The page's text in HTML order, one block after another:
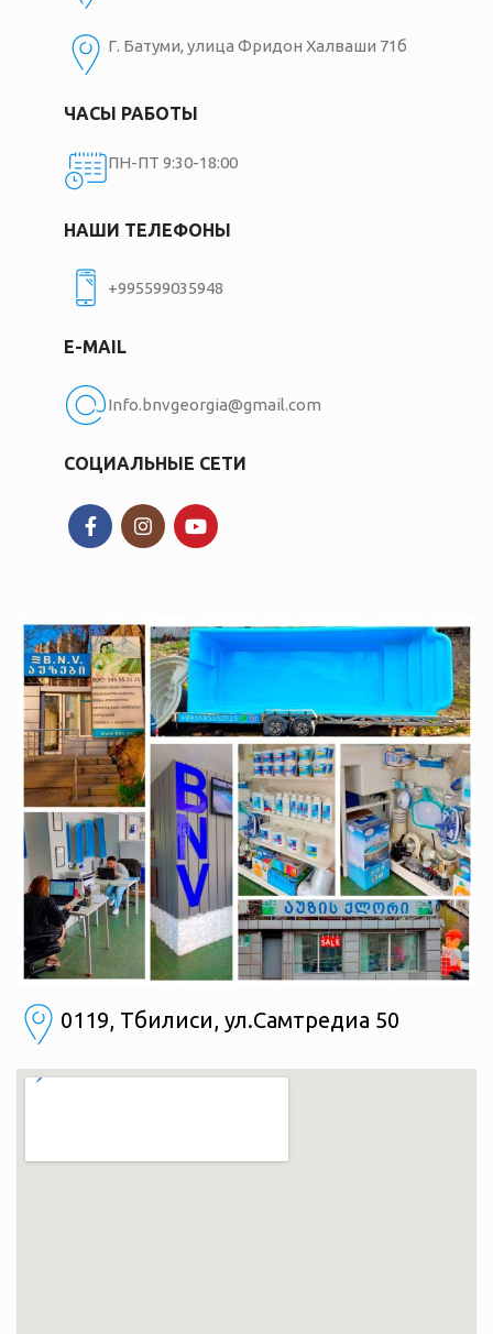
Г. Батуми, улица Фридон Халваши 71б
ЧАСЫ РАБОТЫ
ПН-ПТ 9:30-18:00
НАШИ ТЕЛЕФОНЫ
+995599035948
E-MAIL
Info.bnvgeorgia@gmail.com
СОЦИАЛЬНЫЕ СЕТИ
0119, Тбилиси, ул.Самтредиа 50